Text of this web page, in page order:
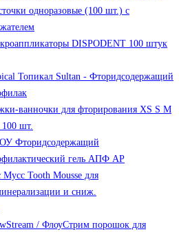
одноразовые (100 шт.) с
DISPODENT 100 штук
Топикал Sultan - Фторидсодержащий
ванночки для фторирования XS S М
шт.
Фторидсодержащий
гель АПФ AP
Мусс Tooth Mousse для
и сниж.
/ ФлоуСтрим порошок для